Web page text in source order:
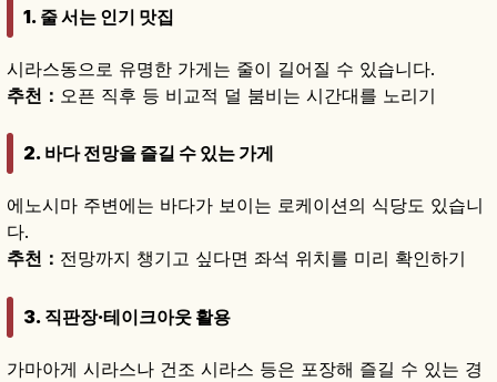
1. 줄 서는 인기 맛집
시라스동으로 유명한 가게는 줄이 길어질 수 있습니다.
추천： 오픈 직후 등 비교적 덜 붐비는 시간대를 노리기
2. 바다 전망을 즐길 수 있는 가게
에노시마 주변에는 바다가 보이는 로케이션의 식당도 있습니
다.
추천： 전망까지 챙기고 싶다면 좌석 위치를 미리 확인하기
3. 직판장·테이크아웃 활용
가마아게 시라스나 건조 시라스 등은 포장해 즐길 수 있는 경